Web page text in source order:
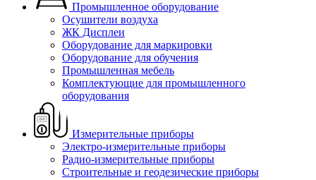
Промышленное оборудование
Осушители воздуха
ЖК Дисплеи
Оборудование для маркировки
Оборудование для обучения
Промышленная мебель
Комплектующие для промышленного
оборудования
Измерительные приборы
Электро-измерительные приборы
Радио-измерительные приборы
Строительные и геодезические приборы